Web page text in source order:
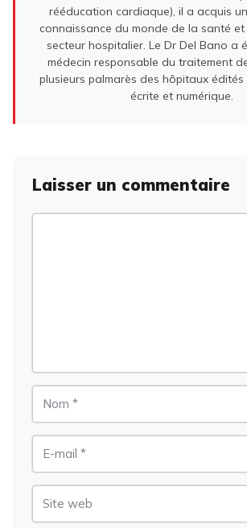
rééducation cardiaque), il a acquis
connaissance du monde de la santé
secteur hospitalier. Le Dr Del Bano a
médecin responsable du traitement
plusieurs palmarès des hôpitaux
écrite et numérique.
Laisser un commentaire